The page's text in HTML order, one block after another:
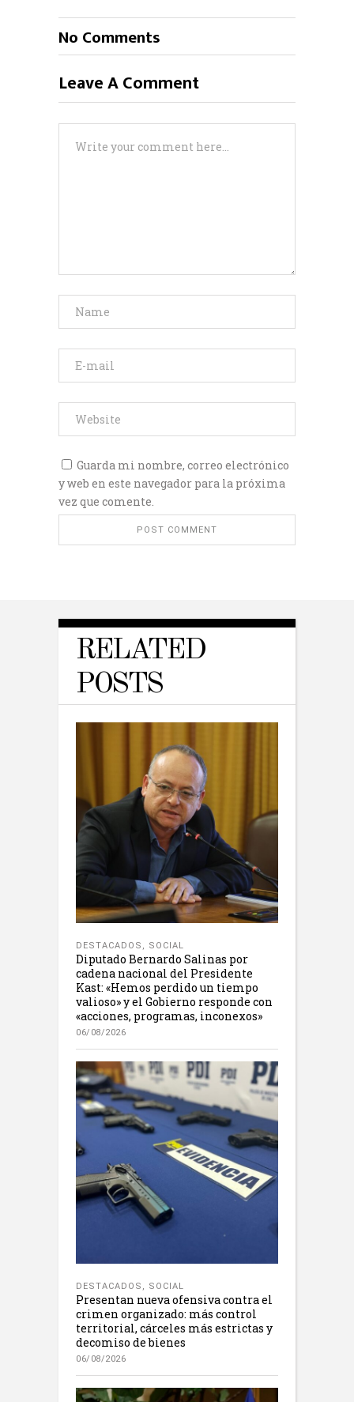
No Comments
Leave A Comment
Guarda mi nombre, correo electrónico
y web en este navegador para la próxima
vez que comente.
RELATED
POSTS
DESTACADOS , SOCIAL
Diputado Bernardo Salinas por
cadena nacional del Presidente
Kast: «Hemos perdido un tiempo
valioso» y el Gobierno responde con
«acciones, programas, inconexos»
06/08/2026
DESTACADOS , SOCIAL
Presentan nueva ofensiva contra el
crimen organizado: más control
territorial, cárceles más estrictas y
decomiso de bienes
06/08/2026